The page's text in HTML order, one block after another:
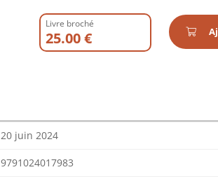
Livre broché
25.00 €
20 juin 2024
9791024017983